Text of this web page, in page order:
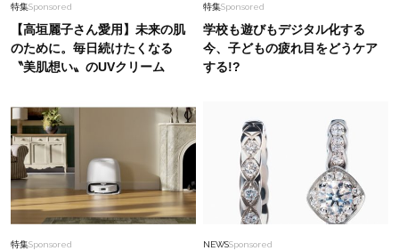
特集Sponsored
【高垣麗子さん愛用】未来の肌
のために。毎日続けたくなる
〝美肌想い〟のUVクリーム
特集Sponsored
学校も遊びもデジタル化する
今、子どもの疲れ目をどうケア
する!?
特集Sponsored NEWSSponsored